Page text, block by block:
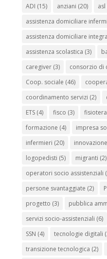
ADI (15) anziani (20) asl
assistenza domiciliare
assistenza domiciliare
assistenza scolastica (3)
caregiver(3) consorzio di
Coop. sociale (46)
coordinamento servizi (2)
ETS(4) fisco (3)
formazione (4) impresa
infermieri (20)
logopedisti (5) migranti (2)
operatori socio assistenziali
persone svantaggiate (2)
progetto (3) pubblica
servizi socio-assistenziali (6)
SSN (4) tecnologie digitali
transizione tecnologica (2)